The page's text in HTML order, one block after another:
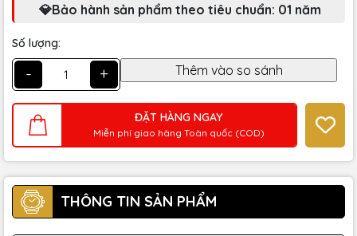
💎Bảo hành sản phẩm theo tiêu chuẩn: 01 năm
Số lượng:
- +
ĐẶT HÀNG NGAY
Miễn phí giao hàng Toàn quốc (COD)
THÔNG TIN SẢN PHẨM